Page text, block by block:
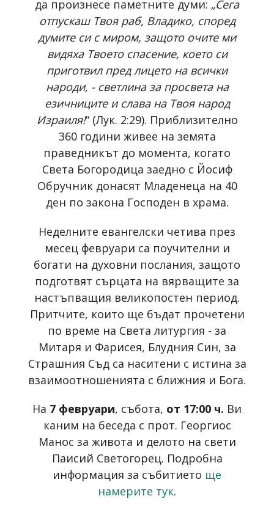
да произнесе паметните думи: „Сега
отпускаш Твоя раб, Владико, според
думите си с миром, защото очите ми
видяха Твоето спасение, което си
приготвил пред лицето на всички
народи, - светлина за просвета на
езичниците и слава на Твоя народ
Израиля!“ (Лук. 2:29). Приблизително
360 години живее на земята
праведникът до момента, когато
Света Богородица заедно с Йосиф
Обручник донасят Младенеца на 40
ден по закона Господен в храма.
Неделните евангелски четива през
месец февруари са поучителни и
богати на духовни послания, защото
подготвят сърцата на вярващите за
настъпващия великопостен период.
Притчите, които ще бъдат прочетени
по време на Света литургия - за
Митаря и Фарисея, Блудния Син, за
Страшния Съд са наситени с истина за
взаимоотношенията с ближния и Бога.
На 7 февруари, събота, от 17:00 ч. Ви
каним на беседа с прот. Георгиос
Манос за живота и делото на свети
Паисий Светогорец. Подробна
информация за събитието ще
намерите тук.